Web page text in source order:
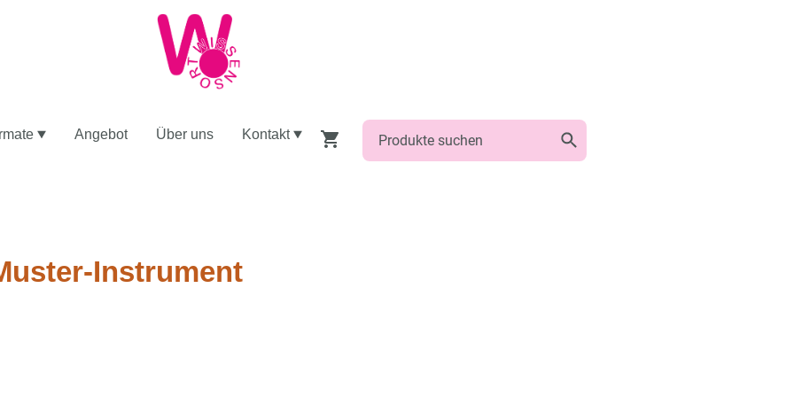
Angebot Über uns Kontakt
Instrument